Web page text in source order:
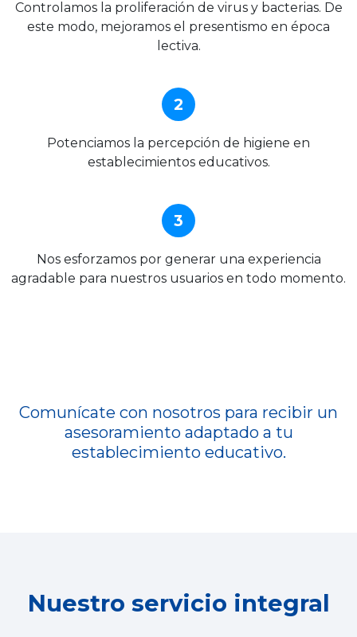
Controlamos la proliferación de virus y bacterias. De
este modo, mejoramos el presentismo en época
lectiva.
2
Potenciamos la percepción de higiene en
establecimientos educativos.
3
Nos esforzamos por generar una experiencia
agradable para nuestros usuarios en todo momento.
Comunícate con nosotros para recibir un
asesoramiento adaptado a tu
establecimiento educativo.
Nuestro servicio integral